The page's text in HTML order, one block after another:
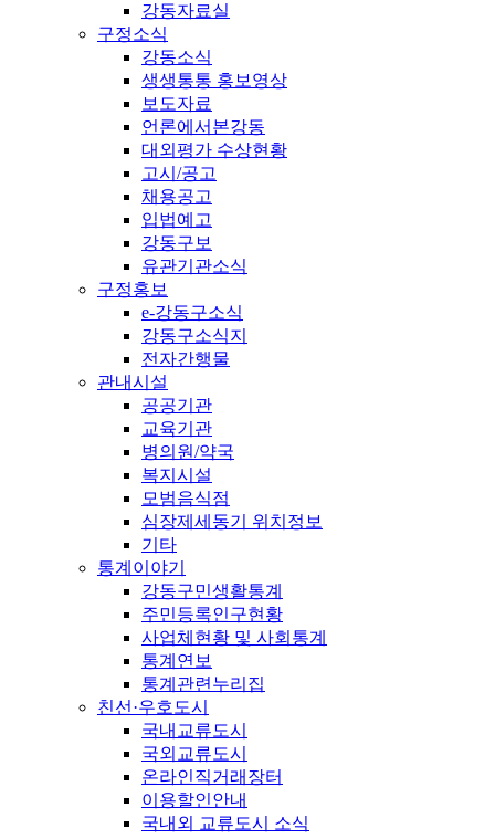
강동자료실
구정소식
강동소식
생생통통 홍보영상
보도자료
언론에서본강동
대외평가 수상현황
고시/공고
채용공고
입법예고
강동구보
유관기관소식
구정홍보
e-강동구소식
강동구소식지
전자간행물
관내시설
공공기관
교육기관
병의원/약국
복지시설
모범음식점
심장제세동기 위치정보
기타
통계이야기
강동구민생활통계
주민등록인구현황
사업체현황 및 사회통계
통계연보
통계관련누리집
친선·우호도시
국내교류도시
국외교류도시
온라인직거래장터
이용할인안내
국내외 교류도시 소식